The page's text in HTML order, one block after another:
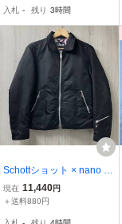
ブラック 本革 レザー チ
ェック柄 金
入札 - 残り 3時間
Schottショット × nano un
iverse 3192033 ナイロン
トラッカー ジャケット 裏
現在 11,440円
＋送料880円